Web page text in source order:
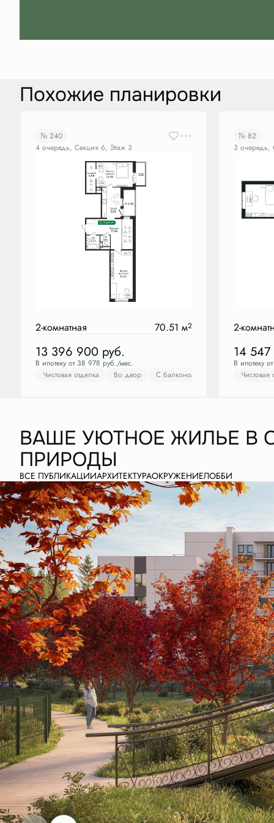
Похожие планировки
№ 240
4 очередь, Секция 6, Этаж 3
2-комнатная 70.51 м2
13 396 900 руб.
В ипотеку от 38 978 руб./мес.
Чистовая отделка
Во двор С балконом С лоджией
№ 82
3 очередь,
2-
14
В ипотеку
Чистовая
ВАШЕ УЮТНОЕ ЖИЛЬЕ В
ПРИРОДЫ
ВСЕ ПУБЛИКАЦИИАРХИТЕКТУРАОКРУЖЕНИЕЛОББИ